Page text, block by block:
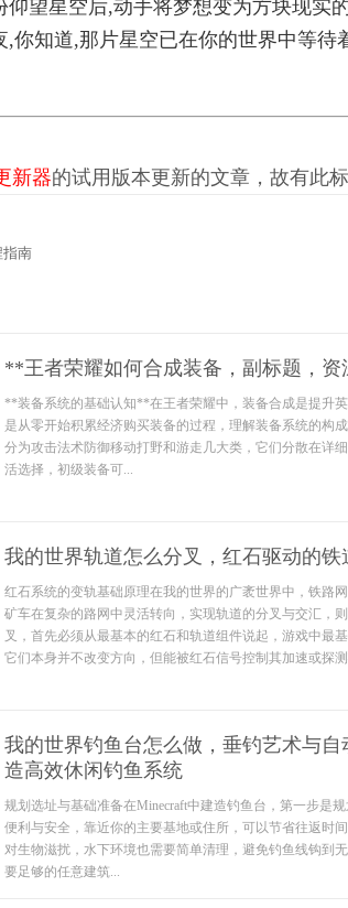
望星空后,动手将梦想变为方块现实
你知道,那片星空已在你的世界中等待
新器的试用版本更新的文章，故有此
指南
**王者荣耀如何合成装备，副标题，
**装备系统的基础认知**在王者荣耀中，装备合成是提升
是从零开始积累经济购买装备的过程，理解装备系统的构
分为攻击法术防御移动打野和游走几大类，它们分散在详
活选择，初级装备可...
我的世界轨道怎么分叉，红石驱动的铁
红石系统的变轨基础原理在我的世界的广袤世界中，铁路
矿车在复杂的路网中灵活转向，实现轨道的分叉与交汇，
叉，首先必须从最基本的红石和轨道组件说起，游戏中最
它们本身并不改变方向，但能被红石信号控制其加速或探
我的世界钓鱼台怎么做，垂钓艺术与
造高效休闲钓鱼系统
规划选址与基础准备在Minecraft中建造钓鱼台，第一步是
便利与安全，靠近你的主要基地或住所，可以节省往返时
对生物滋扰，水下环境也需要简单清理，避免钓鱼线钩到
要足够的任意建筑...